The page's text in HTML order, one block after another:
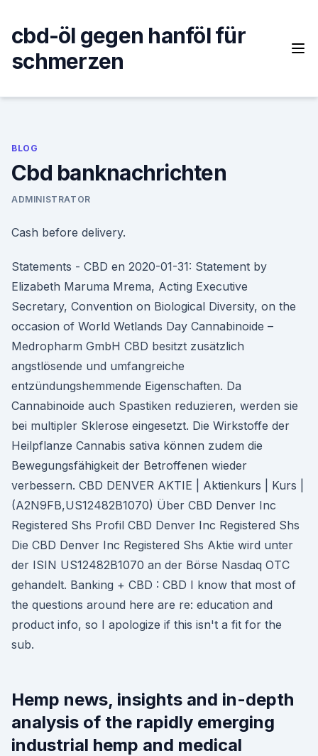
content
cbd-öl gegen hanföl für
schmerzen
BLOG
Cbd banknachrichten
ADMINISTRATOR
Cash before delivery.
Statements - CBD en 2020-01-31: Statement by
Elizabeth Maruma Mrema, Acting Executive
Secretary, Convention on Biological Diversity, on the
occasion of World Wetlands Day Cannabinoide –
Medropharm GmbH CBD besitzt zusätzlich
angstlösende und umfangreiche
entzündungshemmende Eigenschaften. Da
Cannabinoide auch Spastiken reduzieren, werden sie
bei multipler Sklerose eingesetzt. Die Wirkstoffe der
Heilpflanze Cannabis sativa können zudem die
Bewegungsfähigkeit der Betroffenen wieder
verbessern. CBD DENVER AKTIE | Aktienkurs | Kurs |
(A2N9FB,US12482B1070) Über CBD Denver Inc
Registered Shs Profil CBD Denver Inc Registered Shs
Die CBD Denver Inc Registered Shs Aktie wird unter
der ISIN US12482B1070 an der Börse Nasdaq OTC
gehandelt. Banking + CBD : CBD I know that most of
the questions around here are re: education and
product info, so I apologize if this isn't a fit for the
sub.
Hemp news, insights and in-depth
analysis of the rapidly emerging
industrial hemp and medical